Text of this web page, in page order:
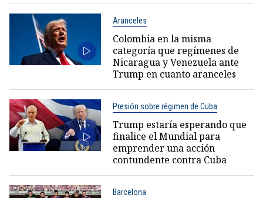
Aranceles
Colombia en la misma
categoría que regímenes de
Nicaragua y Venezuela ante
Trump en cuanto aranceles
Presión sobre régimen de Cuba
Trump estaría esperando que
finalice el Mundial para
emprender una acción
contundente contra Cuba
Barcelona